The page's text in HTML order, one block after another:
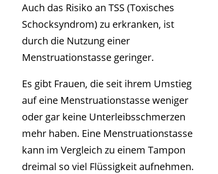
Auch das Risiko an TSS (Toxisches
Schocksyndrom) zu erkranken, ist
durch die Nutzung einer
Menstruationstasse geringer.
Es gibt Frauen, die seit ihrem Umstieg
auf eine Menstruationstasse weniger
oder gar keine Unterleibsschmerzen
mehr haben. Eine Menstruationstasse
kann im Vergleich zu einem Tampon
dreimal so viel Flüssigkeit aufnehmen.